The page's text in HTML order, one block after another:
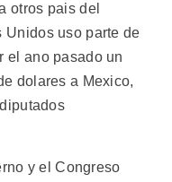
otros pais del
Unidos uso parte de
el ano pasado un
dolares a Mexico,
y el Congreso